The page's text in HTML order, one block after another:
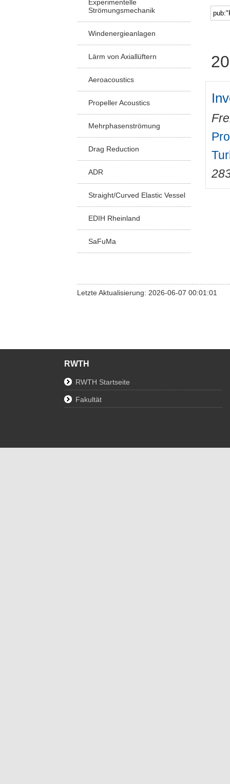
Experimentelle
Strömungsmechanik
Windenergieanlagen
Lärm von Axiallüftern
Aeroacoustics
Propeller Acoustics
Mehrphasenströmung
Drag Reduction
ADR
Straight/Curved Elastic Vessel
EDIH Rheinland
SaFuMa
Letzte Aktualisierung: 2026-06-07 00:01:01
RWTH
RWTH Startseite
Fakultät